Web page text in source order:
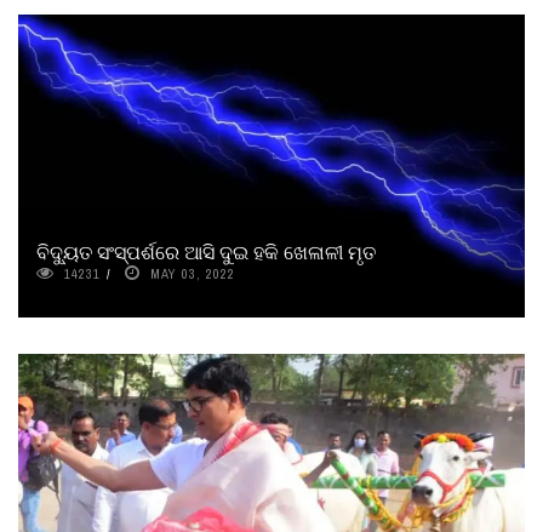
ବିଦ୍ୟୁତ ସଂସ୍ପର୍ଶରେ ଆସି ଦୁଇ ହକି ଖେଳାଳୀ ମୃତ
14231 MAY 03, 2022